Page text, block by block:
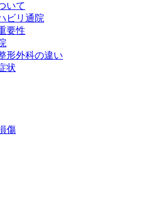
いて
ビリ通院
要性
形外科の違い
状
傷